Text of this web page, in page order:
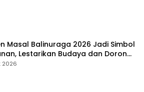
Masal Balinuraga 2026 Jadi Simbol
Lestarikan Budaya dan Dorong
Lampung Selatan
2026